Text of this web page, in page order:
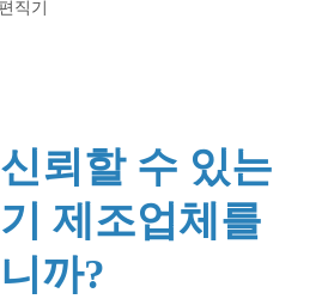
직기
뢰할 수 있는
제조업체를
까?